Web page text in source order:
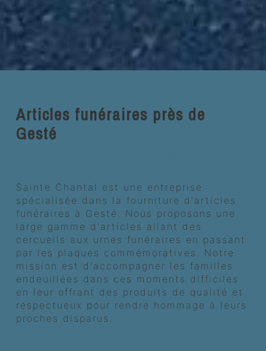
Articles funéraires près de
Gesté
Sainte Chantal est une entreprise
spécialisée dans la fourniture d'articles
funéraires à Gesté. Nous proposons une
large gamme d'articles allant des
cercueils aux urnes funéraires en passant
par les plaques commémoratives. Notre
mission est d'accompagner les familles
endeuillées dans ces moments difficiles
en leur offrant des produits de qualité et
respectueux pour rendre hommage à leurs
proches disparus.